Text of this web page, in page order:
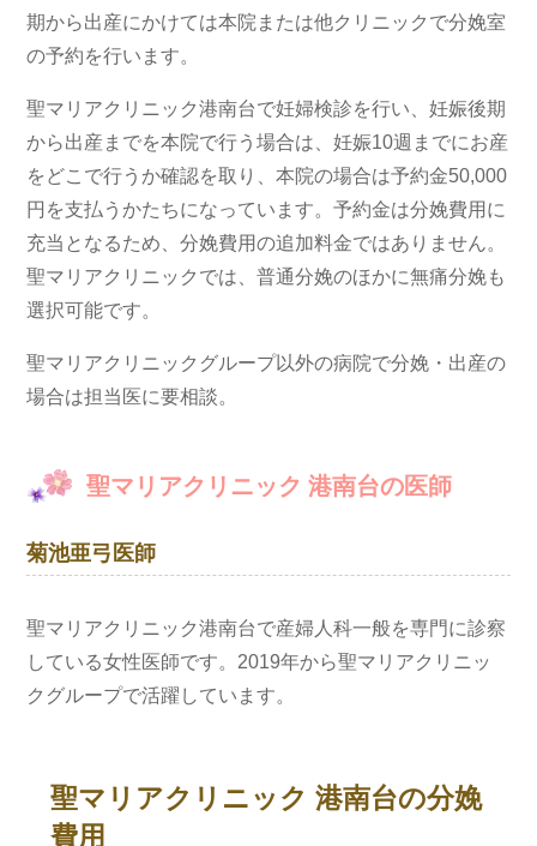
期から出産にかけては本院または他クリニックで分娩室
の予約を行います。
聖マリアクリニック港南台で妊婦検診を行い、妊娠後期
から出産までを本院で行う場合は、妊娠10週までにお産
をどこで行うか確認を取り、本院の場合は予約金50,000
円を支払うかたちになっています。予約金は分娩費用に
充当となるため、分娩費用の追加料金ではありません。
聖マリアクリニックでは、普通分娩のほかに無痛分娩も
選択可能です。
聖マリアクリニックグループ以外の病院で分娩・出産の
場合は担当医に要相談。
聖マリアクリニック 港南台の医師
菊池亜弓医師
聖マリアクリニック港南台で産婦人科一般を専門に診察
している女性医師です。2019年から聖マリアクリニッ
クグループで活躍しています。
聖マリアクリニック 港南台の分娩
費用